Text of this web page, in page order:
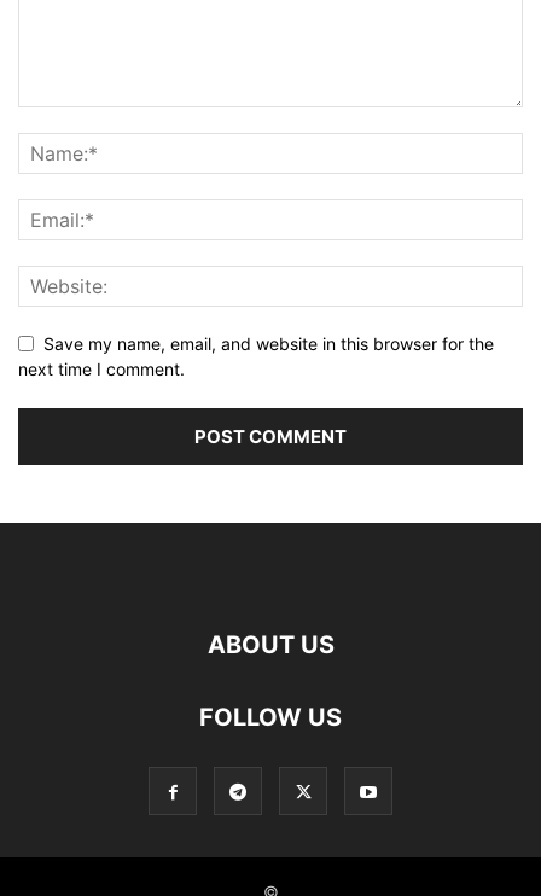
Save my name, email, and website in this browser for the
next time I comment.
ABOUT US
FOLLOW US